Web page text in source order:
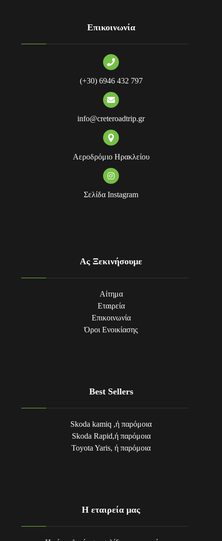
Επικοινωνία
(+30) 6946 432 797
info@creteroadtrip.gr
Αεροδρόμιο Ηρακλείου
Σελίδα Instagram
Ας Ξεκινήσουμε
Αίτημα
Εταιρεία
Επικοινωνία
Όροι Eνοικίασης
Best Sellers
Skoda kamiq ,ή παρόμοια
Skoda Rapid,ή παρόμοια
Toyota Yaris, ή παρόμοια
Η εταιρεία μας